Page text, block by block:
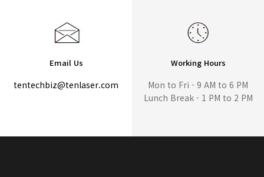
Email Us
tentechbiz@tenlaser.com
Working Hours
Mon to Fri - 9 AM to 6 PM
Lunch Break - 1 PM to 2 PM